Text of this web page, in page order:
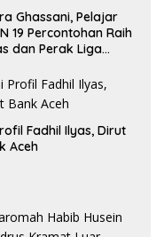
Ghassani, Pelajar
19 Percontohan Raih
dan Perak Liga
Fadhil Ilyas, Dirut
Aceh